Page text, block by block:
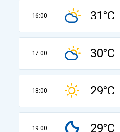
16:00 31°C
17:00 30°C
18:00 29°C
19:00 29°C